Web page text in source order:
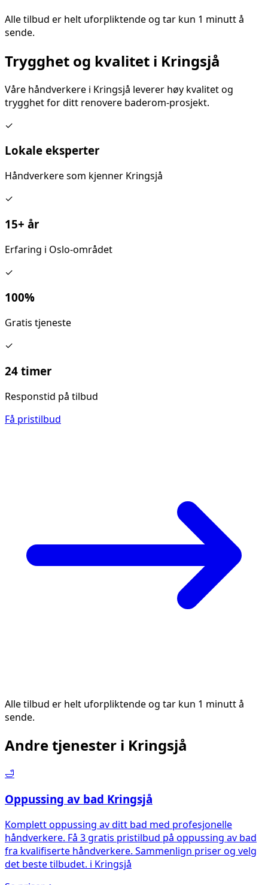
Alle tilbud er helt uforpliktende og tar kun 1 minutt å
sende.
Trygghet og kvalitet i Kringsjå
Våre håndverkere i Kringsjå leverer høy kvalitet og
trygghet for ditt renovere baderom-prosjekt.
✓
Lokale eksperter
Håndverkere som kjenner Kringsjå
✓
15+ år
Erfaring i Oslo-området
✓
100%
Gratis tjeneste
✓
24 timer
Responstid på tilbud
Få pristilbud
Alle tilbud er helt uforpliktende og tar kun 1 minutt å
sende.
Andre tjenester i Kringsjå
🛁
Oppussing av bad Kringsjå
Komplett oppussing av ditt bad med profesjonelle
håndverkere. Få 3 gratis pristilbud på oppussing av bad
fra kvalifiserte håndverkere. Sammenlign priser og velg
det beste tilbudet. i Kringsjå